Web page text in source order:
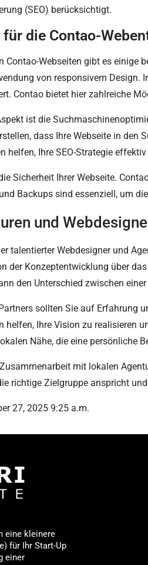
(SEO) berücksichtigt.
die Contao-
Contao-Webseiten gibt es einige
von responsivem Design.
Contao bietet hier zahlreiche
ist die
dass Ihre Webseite in
helfen, Ihre SEO-Strategie
Sicherheit Ihrer Webseite.
Backups sind essenziell, um
und
talentierter Webdesigner und
der Konzeptentwicklung über
den Unterschied zwischen
sollten Sie auf Erfahrung
helfen, Ihre Vision zu realisieren
Nähe, die eine persönliche
mit lokalen
richtige Zielgruppe anspricht
27, 2025 9:25 a.m.
eine kleinere
für Ihr Start-Up
einer